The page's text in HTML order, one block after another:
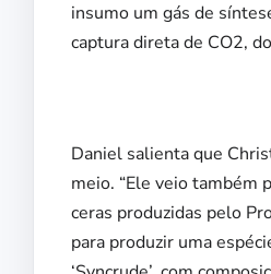
insumo um gás de
captura direta de CO2,
Daniel salienta que
meio. “Ele veio também
ceras produzidas pelo
para produzir uma